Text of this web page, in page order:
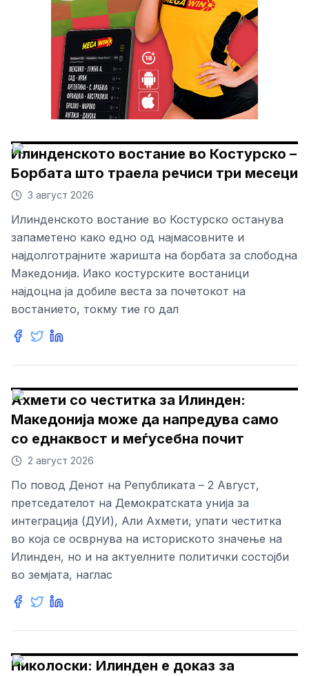
Илинденското востание во Костурско –
Борбата што траела речиси три месеци
3 август 2026
Илинденското востание во Костурско останува
запаметено како едно од најмасовните и
најдолготрајните жаришта на борбата за слободна
Македонија. Иако костурските востаници
најдоцна ја добиле веста за почетокот на
востанието, токму тие го дал
Ахмети со честитка за Илинден:
Македонија може да напредува само
со еднаквост и меѓусебна почит
2 август 2026
По повод Денот на Републиката – 2 Август,
претседателот на Демократската унија за
интеграција (ДУИ), Али Ахмети, упати честитка
во која се осврнува на историското значење на
Илинден, но и на актуелните политички состојби
во земјата, наглас
Николоски: Илинден е доказ за